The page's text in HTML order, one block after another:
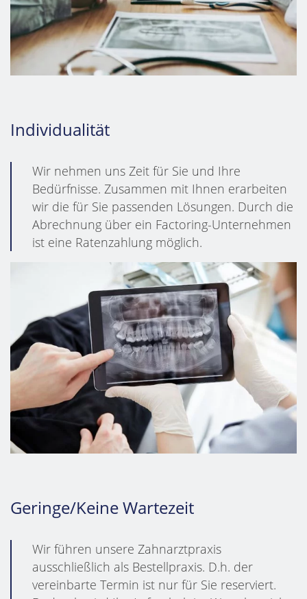
Individualität
Wir nehmen uns Zeit für Sie und Ihre
Bedürfnisse. Zusammen mit Ihnen erarbeiten
wir die für Sie passenden Lösungen. Durch die
Abrechnung über ein Factoring-Unternehmen
ist eine Ratenzahlung möglich.
Geringe/Keine Wartezeit
Wir führen unsere Zahnarztpraxis
ausschließlich als Bestellpraxis. D.h. der
vereinbarte Termin ist nur für Sie reserviert.